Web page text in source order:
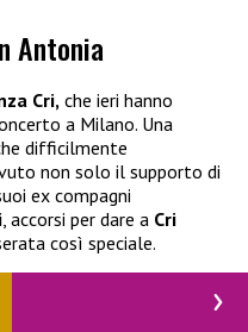
Antonia
Cri, che ieri hanno
a Milano. Una
difficilmente
non solo il supporto di
ex compagni
, accorsi per dare a Cri
così speciale.